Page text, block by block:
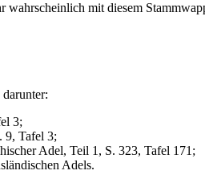
mit diesem
3;
9, Tafel 3;
Adel, Teil 1, S. 323, Tafel 171;
Adels.